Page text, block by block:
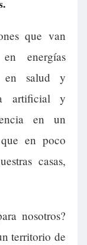
que van
energías
en salud y
artificial y
en un
en poco
casas,
nosotros?
territorio de